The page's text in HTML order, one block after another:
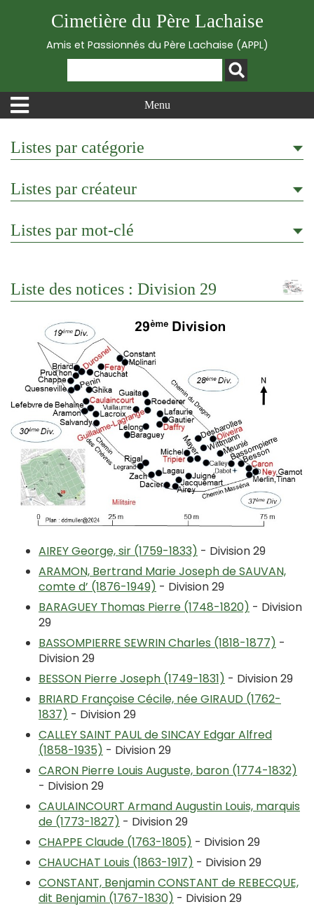
Cimetière du Père Lachaise
Amis et Passionnés du Père Lachaise (APPL)
Menu
Listes par catégorie
Listes par créateur
Listes par mot-clé
Liste des notices : Division 29
AIREY George, sir (1759-1833) - Division 29
ARAMON, Bertrand Marie Joseph de SAUVAN,
comte d’ (1876-1949) - Division 29
BARAGUEY Thomas Pierre (1748-1820) - Division
29
BASSOMPIERRE SEWRIN Charles (1818-1877) -
Division 29
BESSON Pierre Joseph (1749-1831) - Division 29
BRIARD Françoise Cécile, née GIRAUD (1762-
1837) - Division 29
CALLEY SAINT PAUL de SINCAY Edgar Alfred
(1858-1935) - Division 29
CARON Pierre Louis Auguste, baron (1774-1832)
- Division 29
CAULAINCOURT Armand Augustin Louis, marquis
de (1773-1827) - Division 29
CHAPPE Claude (1763-1805) - Division 29
CHAUCHAT Louis (1863-1917) - Division 29
CONSTANT, Benjamin CONSTANT de REBECQUE,
dit Benjamin (1767-1830) - Division 29